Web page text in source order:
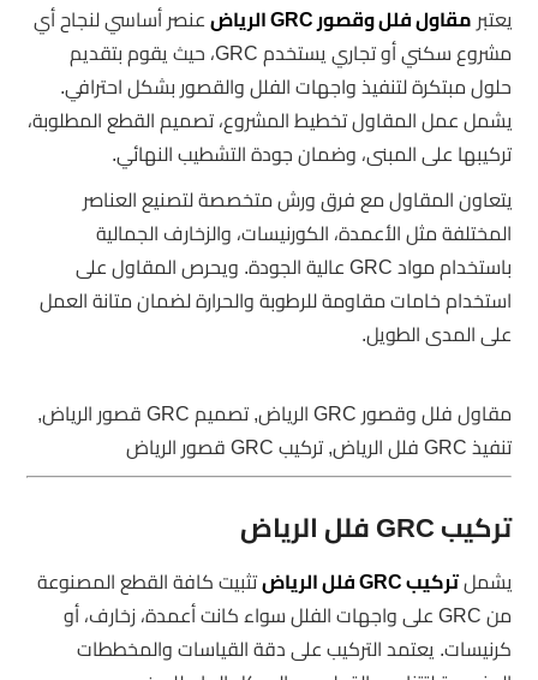
يعتبرمقاول فلل وقصور GRC الرياض
عنصر أساسي لنجاح أي
مشروع سكني أو تجاري يستخدم GRC، حيث يقوم بتقديم
حلول مبتكرة لتنفيذ واجهات الفلل والقصور بشكل احترافي.
يشمل عمل المقاول تخطيط المشروع، تصميم القطع المطلوبة،
تركيبها على المبنى، وضمان جودة التشطيب النهائي.
يتعاون المقاول مع فرق ورش متخصصة لتصنيع العناصر
المختلفة مثل الأعمدة، الكورنيسات، والزخارف الجمالية
باستخدام مواد GRC عالية الجودة. ويحرص المقاول على
استخدام خامات مقاومة للرطوبة والحرارة لضمان متانة العمل
على المدى الطويل.
مقاول فلل وقصور GRC الرياض, تصميم GRC قصور الرياض,
تنفيذ GRC فلل الرياض, تركيب GRC قصور الرياض
تركيب GRC فلل الرياض
يشملتركيب GRC فلل الرياض
تثبيت كافة القطع المصنوعة
من GRC على واجهات الفلل سواء كانت أعمدة، زخارف، أو
كرنيسات. يعتمد التركيب على دقة القياسات والمخططات